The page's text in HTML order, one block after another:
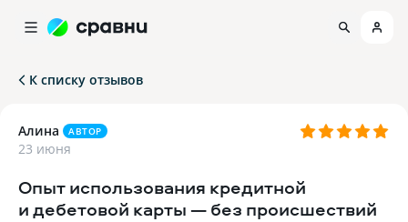
К списку отзывов
Алина АВТОР
23 июня
Опыт использования кредитной
и дебетовой карты — без происшествий